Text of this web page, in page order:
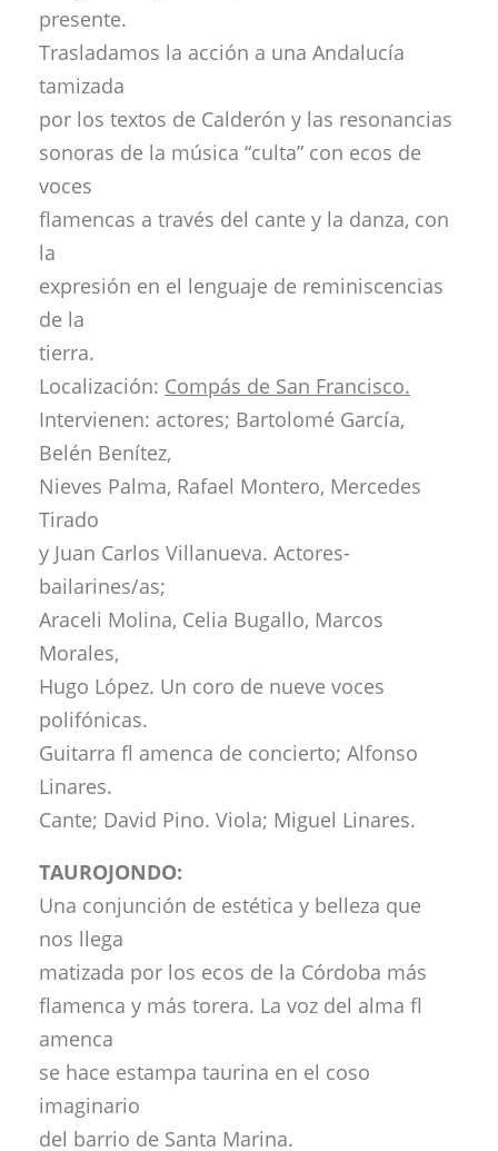
presente.
Trasladamos la acción a una Andalucía
tamizada
por los textos de Calderón y las resonancias
sonoras de la música “culta” con ecos de
voces
flamencas a través del cante y la danza, con
la
expresión en el lenguaje de reminiscencias
de la
tierra.
Localización: Compás de San Francisco.
Intervienen: actores; Bartolomé García,
Belén Benítez,
Nieves Palma, Rafael Montero, Mercedes
Tirado
y Juan Carlos Villanueva. Actores-
bailarines/as;
Araceli Molina, Celia Bugallo, Marcos
Morales,
Hugo López. Un coro de nueve voces
polifónicas.
Guitarra fl amenca de concierto; Alfonso
Linares.
Cante; David Pino. Viola; Miguel Linares.
TAUROJONDO:
Una conjunción de estética y belleza que
nos llega
matizada por los ecos de la Córdoba más
flamenca y más torera. La voz del alma fl
amenca
se hace estampa taurina en el coso
imaginario
del barrio de Santa Marina.